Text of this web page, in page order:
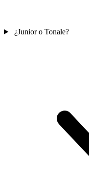
¿Junior o Tonale?